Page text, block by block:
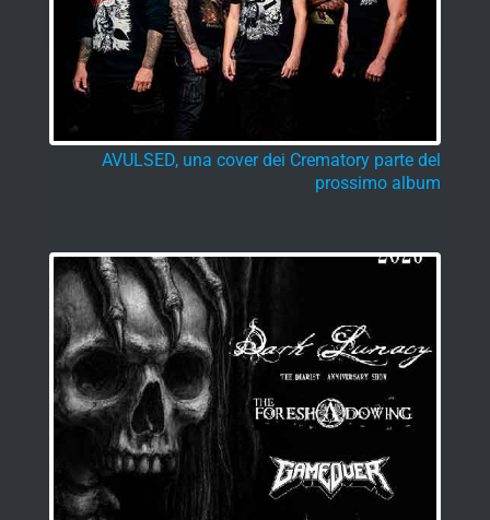
AVULSED, una cover dei Crematory parte del
prossimo album